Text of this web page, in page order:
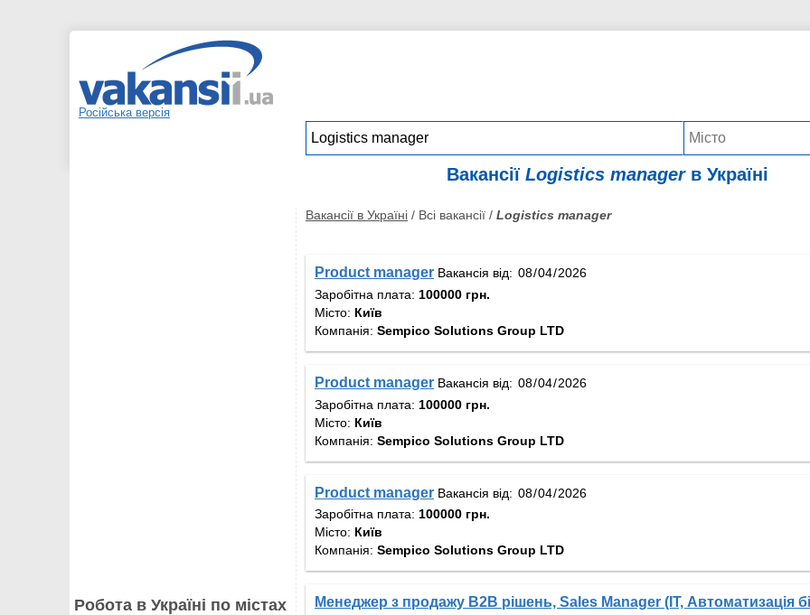
Російська версія
Вакансії Logistics managerв Україні
Робота в Україні по містах
Вакансії в Україні / Всі вакансії / Logistics manager
Product manager Вакансія від:
Заробітна плата: 100000 грн.
Місто: Київ
Компанія: Sempico Solutions Group LTD
Product manager Вакансія від:
Заробітна плата: 100000 грн.
Місто: Київ
Компанія: Sempico Solutions Group LTD
Product manager Вакансія від:
Заробітна плата: 100000 грн.
Місто: Київ
Компанія: Sempico Solutions Group LTD
Менеджер з продажу B2B рішень, Sales Manager (IT, Автоматизація